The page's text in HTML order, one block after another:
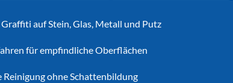
auf Stein, Glas, Metall und Putz
für empfindliche Oberflächen
Reinigung ohne Schattenbildung